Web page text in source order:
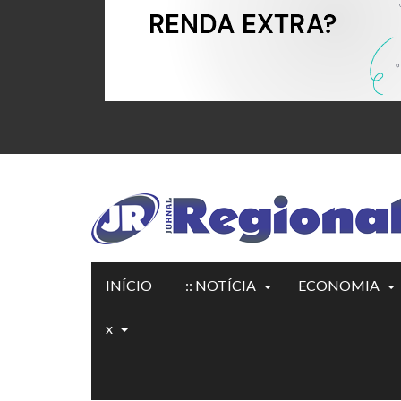
INÍCIO :: NOTÍCIA ECONOMIA
x